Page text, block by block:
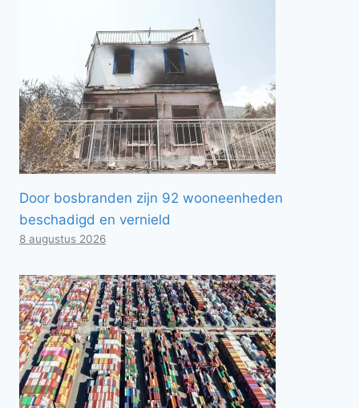
Door bosbranden zijn 92 wooneenheden
beschadigd en vernield
8 augustus 2026